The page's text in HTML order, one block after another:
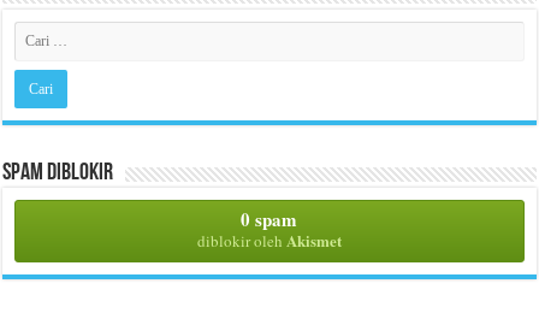
Spam Diblokir
0 spam
diblokir oleh Akismet